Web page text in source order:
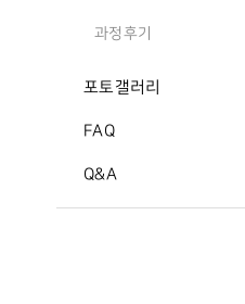
과정후기
포토갤러리
FAQ
Q&A